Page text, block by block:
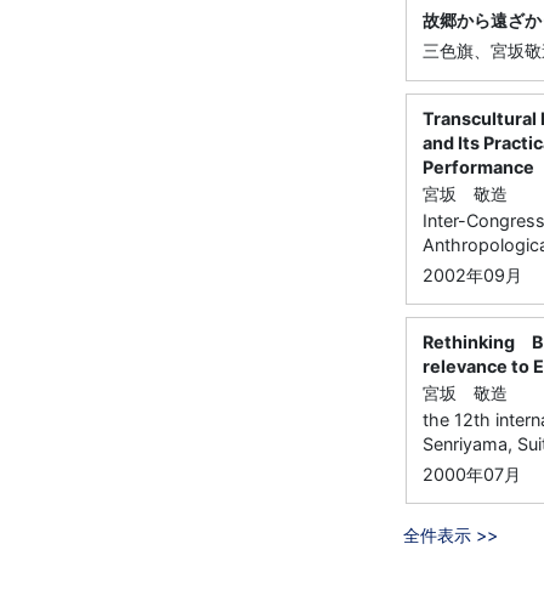
故郷から遠ざ
三色旗、宮坂
Transcultural
and Its
Performance
宮坂 敬造
Inter-
2002年09月
Rethinking
relevance to
宮坂 敬造
the 12th
Senriyama,
2000年07月
全件表示 >>